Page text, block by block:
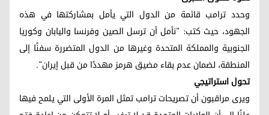
وحدد ترامب قائمة من الدول التي يأمل بمشاركتها في هذه
الجهود، حيث كتب: "نأمل أن ترسل الصين وفرنسا واليابان وكوريا
الجنوبية والمملكة المتحدة وغيرها من الدول المتضررة سفنًا إلى
المنطقة، لضمان عدم بقاء مضيق هرمز مهددًا من قبل إيران".
تحول استراتيجي
ويرى مراقبون أن تصريحات ترامب تمثل المرة الأولى التي يلمح فيها